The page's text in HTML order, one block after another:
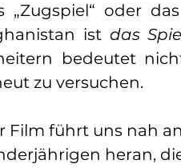
„Zugspiel“ oder
ist das
bedeutet
zu versuchen.
Film führt uns nah
heran,